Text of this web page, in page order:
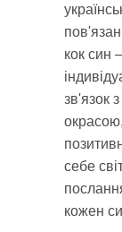
кок син
зв'язок
себе
кожен